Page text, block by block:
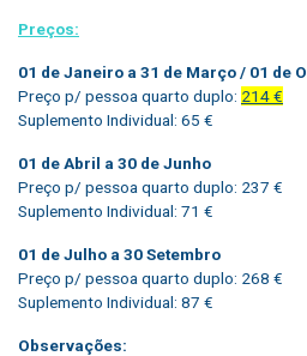
Preços:
01 de Janeiro a 31 de Março / 01 de
Preço p/ pessoa quarto duplo: 214 €
Suplemento Individual: 65 €
01 de Abril a 30 de Junho
Preço p/ pessoa quarto duplo: 237 €
Suplemento Individual: 71 €
01 de Julho a 30 Setembro
Preço p/ pessoa quarto duplo: 268 €
Suplemento Individual: 87 €
Observações: